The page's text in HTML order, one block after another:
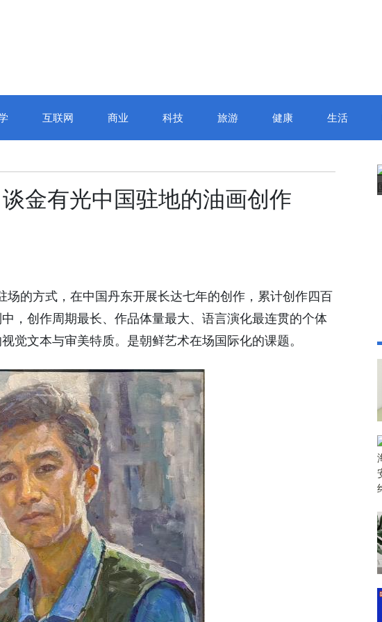
互联网 商业 科技 旅游 健康 生活
金有光中国驻地的油画创作
场的方式，在中国丹东开展长达七年的创作，累计创作四百
，创作周期最长、作品体量最大、语言演化最连贯的个体
觉文本与审美特质。是朝鲜艺术在场国际化的课题。